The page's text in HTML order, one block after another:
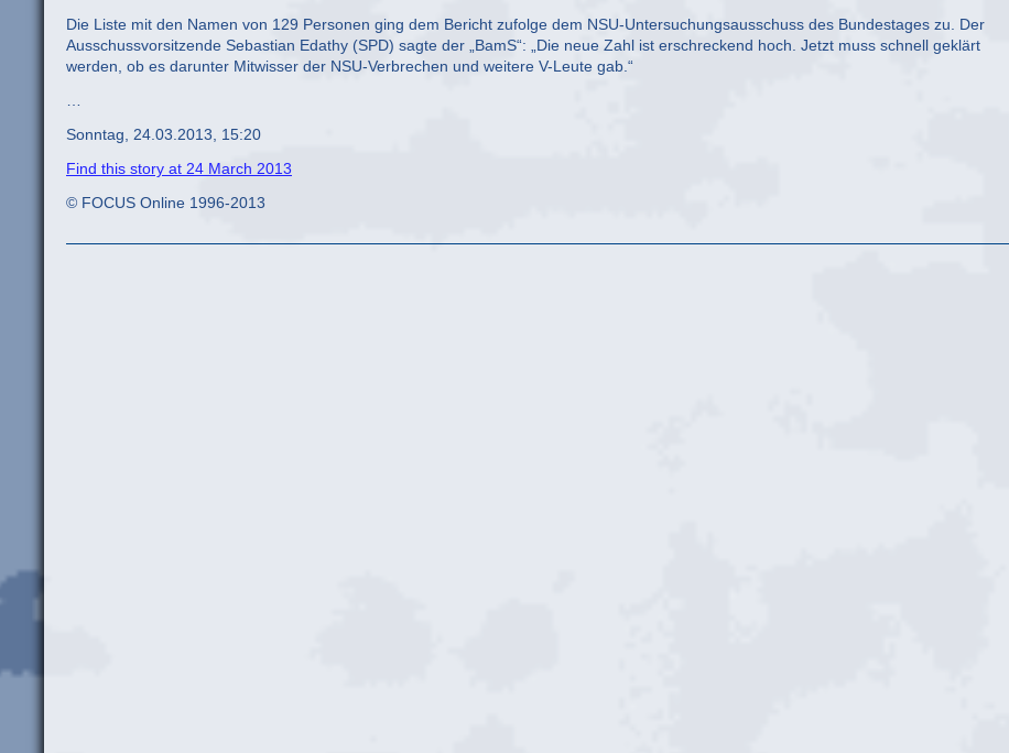
Die Liste mit den Namen von 129 Personen ging dem Bericht zufolge dem NSU-Untersuchungsausschuss des Bundestages zu. Der
Ausschussvorsitzende Sebastian Edathy (SPD) sagte der „BamS“: „Die neue Zahl ist erschreckend hoch. Jetzt muss schnell geklärt
werden, ob es darunter Mitwisser der NSU-Verbrechen und weitere V-Leute gab.“
Sonntag, 24.03.2013, 15:20
Find this story at 24 March 2013
© FOCUS Online 1996-2013